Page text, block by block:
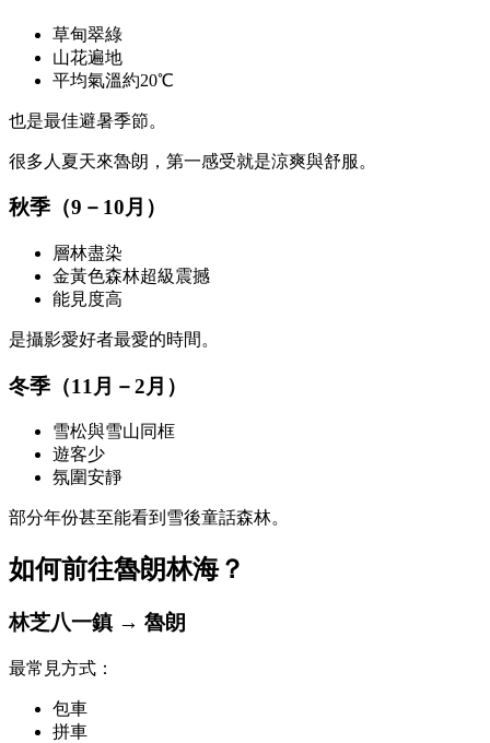
草甸翠綠
山花遍地
平均氣溫約20℃
也是最佳避暑季節。
很多人夏天來魯朗，第一感受就是涼爽與舒服。
秋季（9－10月）
層林盡染
金黃色森林超級震撼
能見度高
是攝影愛好者最愛的時間。
冬季（11月－2月）
雪松與雪山同框
遊客少
氛圍安靜
部分年份甚至能看到雪後童話森林。
如何前往魯朗林海？
林芝八一鎮 → 魯朗
最常見方式：
包車
拼車